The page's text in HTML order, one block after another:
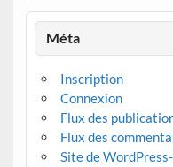
Méta
Inscription
Connexion
Flux des
Flux des
Site de